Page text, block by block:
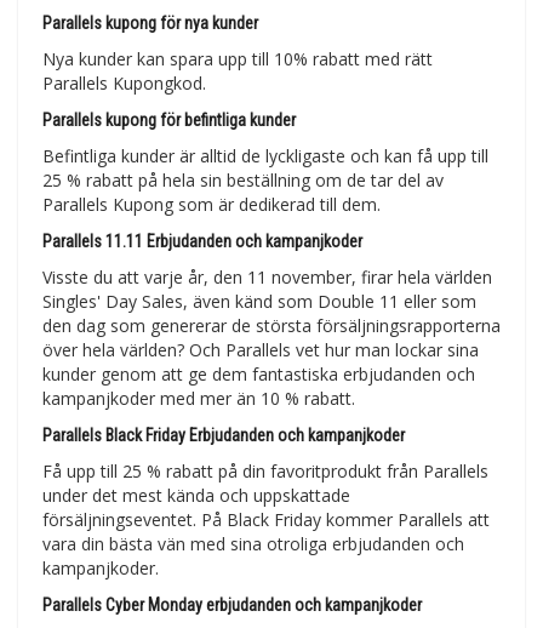
Parallels kupong för nya kunder
Nya kunder kan spara upp till 10% rabatt med rätt
Parallels Kupongkod.
Parallels kupong för befintliga kunder
Befintliga kunder är alltid de lyckligaste och kan få upp till
25 % rabatt på hela sin beställning om de tar del av
Parallels Kupong som är dedikerad till dem.
Parallels 11.11 Erbjudanden och kampanjkoder
Visste du att varje år, den 11 november, firar hela världen
Singles' Day Sales, även känd som Double 11 eller som
den dag som genererar de största försäljningsrapporterna
över hela världen? Och Parallels vet hur man lockar sina
kunder genom att ge dem fantastiska erbjudanden och
kampanjkoder med mer än 10 % rabatt.
Parallels Black Friday Erbjudanden och kampanjkoder
Få upp till 25 % rabatt på din favoritprodukt från Parallels
under det mest kända och uppskattade
försäljningseventet. På Black Friday kommer Parallels att
vara din bästa vän med sina otroliga erbjudanden och
kampanjkoder.
Parallels Cyber Monday erbjudanden och kampanjkoder